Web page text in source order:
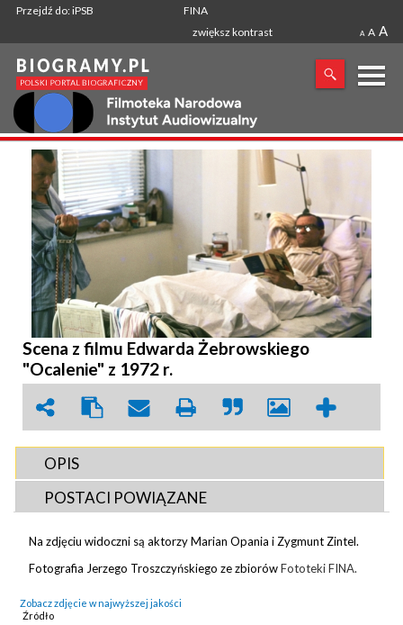
Przejdź do: iPSB
FINA
zwiększ kontrast
A A A
X
SZUKANA FRAZA
Scena z filmu Edwarda Żebrowskiego
"Ocalenie" z 1972 r.
OPIS
POSTACI POWIĄZANE
Na zdjęciu widoczni są aktorzy Marian Opania i Zygmunt Zintel.
Fotografia Jerzego Troszczyńskiego ze zbiorówFototeki FINA.
Zobacz zdjęcie w najwyższej jakości
Źródło